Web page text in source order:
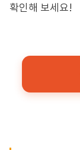
확인해 보세요!